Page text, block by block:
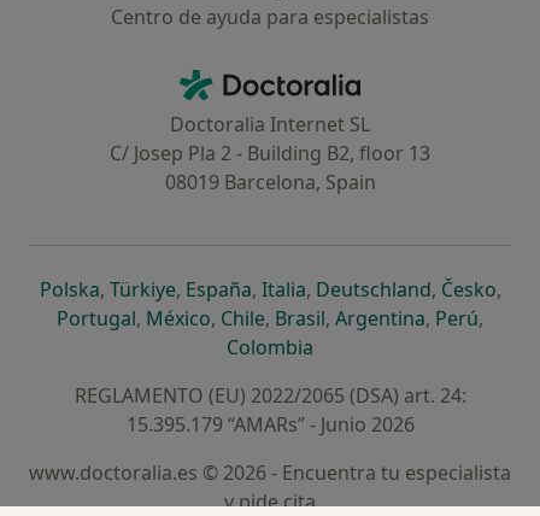
Centro de ayuda para especialistas
Doctoralia - Página de inicio
Doctoralia Internet SL
C/ Josep Pla 2 - Building B2, floor 13
08019 Barcelona, Spain
Polskase abre en una nueva pestaña
, Türkiyese abre en una nueva pestaña
, Españase abre en una nueva pestaña
, Italiase abre en una nueva
, Deutschlandse abre en
, Českose
,
Portugalse abre en una nueva pestaña
, Méxicose abre en una nueva pestaña
, Chilese abre en una nueva pestaña
, Brasilse abre en una nueva
, Argentinase abre en
, Perúse
,
Colombia
REGLAMENTO (EU) 2022/2065 (DSA) art. 24:
15.395.179 “AMARs” - Junio 2026
www.doctoralia.es © 2026 - Encuentra tu especialista
y pide cita